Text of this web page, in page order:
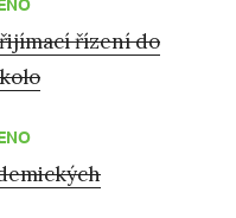
řízení do